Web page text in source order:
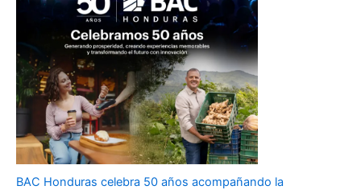
BAC Honduras celebra 50 años acompañando la